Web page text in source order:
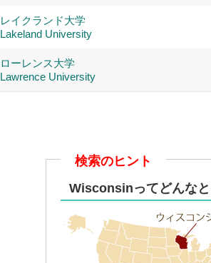
レイクランド大学
Lakeland University
ローレンス大学
Lawrence University
検索のヒント
Wisconsinってどんなと